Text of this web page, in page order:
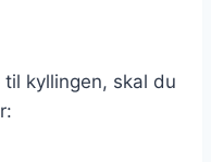
kyllingen, skal du